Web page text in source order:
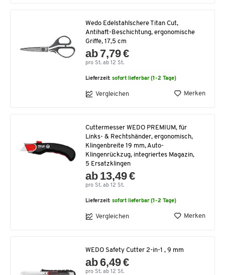
Wedo Edelstahlschere Titan Cut,
Antihaft-Beschichtung, ergonomische
Griffe, 17,5 cm
ab 7,79 €
pro St. ab 12 St.
Lieferzeit:sofort lieferbar (1-2 Tage)
Vergleichen Merken
Cuttermesser WEDO PREMIUM, für
Links- & Rechtshänder, ergonomisch,
Klingenbreite 19 mm, Auto-
Klingenrückzug, integriertes Magazin,
5 Ersatzklingen
ab 13,49 €
pro St. ab 12 St.
Lieferzeit:sofort lieferbar (1-2 Tage)
Vergleichen Merken
WEDO Safety Cutter 2-in-1 , 9 mm
ab 6,49 €
pro St. ab 12 St.